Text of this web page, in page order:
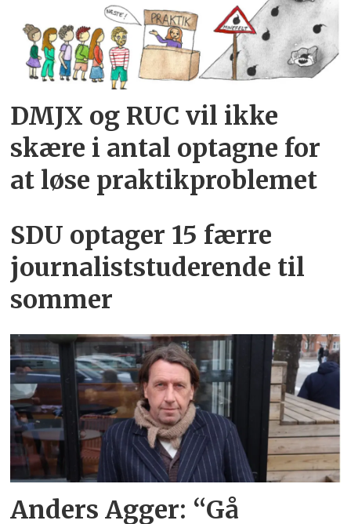
DMJX og RUC vil ikke
skære i antal optagne for
at løse praktikproblemet
SDU optager 15 færre
journaliststuderende til
sommer
Anders Agger: “Gå